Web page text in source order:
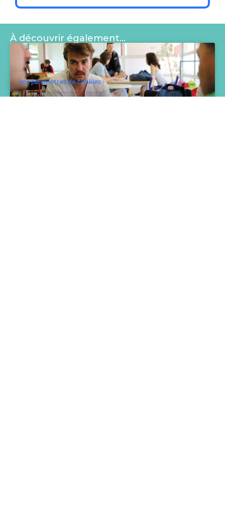
À découvrir également…